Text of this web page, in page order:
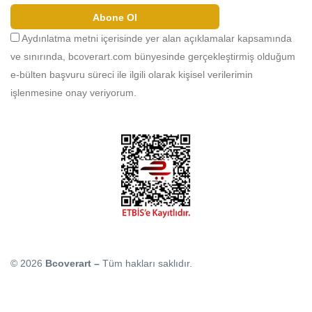
Abone Ol
Aydınlatma metni içerisinde yer alan açıklamalar kapsamında
ve sınırında, bcoverart.com bünyesinde gerçekleştirmiş olduğum
e-bülten başvuru süreci ile ilgili olarak kişisel verilerimin
işlenmesine onay veriyorum.
© 2026 Bcoverart – Tüm hakları saklıdır.